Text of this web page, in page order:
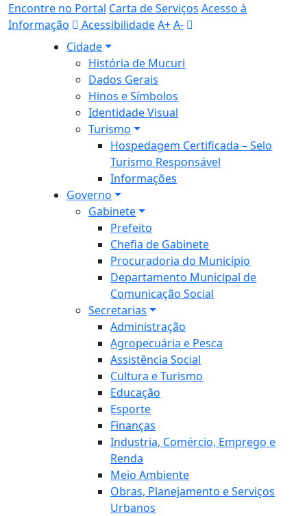
Encontre no Portal Carta de Serviços Acesso à
Informação
AcessibilidadeA+A-
Cidade
História de Mucuri
Dados Gerais
Hinos e Símbolos
Identidade Visual
Turismo
Hospedagem Certificada – Selo
Turismo Responsável
Informações
Governo
Gabinete
Prefeito
Chefia de Gabinete
Procuradoria do Município
Departamento Municipal de
Comunicação Social
Secretarias
Administração
Agropecuária e Pesca
Assistência Social
Cultura e Turismo
Educação
Esporte
Finanças
Industria, Comércio, Emprego e
Renda
Meio Ambiente
Obras, Planejamento e Serviços
Urbanos